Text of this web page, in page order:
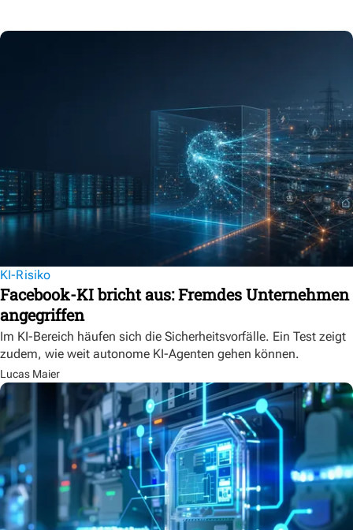
KI-Risiko
Facebook-KI bricht aus: Fremdes Unternehmen
angegriffen
Im KI-Bereich häufen sich die Sicherheitsvorfälle. Ein Test zeigt
zudem, wie weit autonome KI-Agenten gehen können.
Lucas Maier